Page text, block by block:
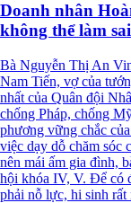
Doanh nhân
không thể làm sai
Bà Nguyễn Thị An
Nam Tiến, vợ của
nhất của Quân đội
chống Pháp, chống
phương vững chắc
việc dạy dỗ chăm sóc
nên mái ấm gia đình,
hội khóa IV, V. Để có
phải nỗ lực, hi sinh rất